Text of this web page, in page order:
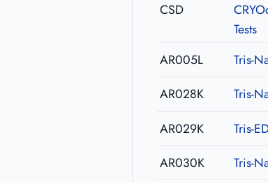
CSD
Tests
AR005L Tris-
AR028K
Tris-
AR029K
Tris-
AR030K
Tris-